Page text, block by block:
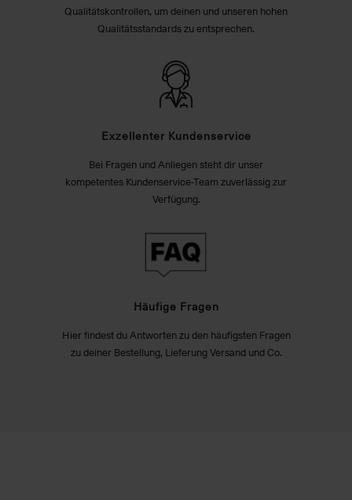
Qualitätskontrollen, um deinen und unseren hohen
Qualitätsstandards zu entsprechen.
Exzellenter Kundenservice
Bei Fragen und Anliegen steht dir unser
kompetentes Kundenservice-Team zuverlässig zur
Verfügung.
Häufige Fragen
Hier findest du Antworten zu den häufigsten Fragen
zu deiner Bestellung, Lieferung Versand und Co.